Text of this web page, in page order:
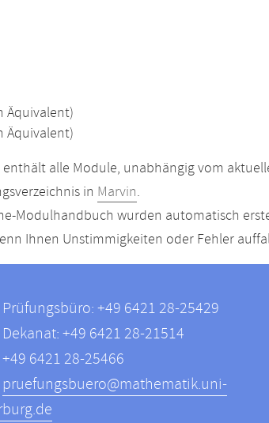
Äquivalent)
Äquivalent)
alle Module, unabhängig vom
in Marvin.
Modulhandbuch wurden automatisch
Ihnen Unstimmigkeiten oder Fehler
Prüfungsbüro: +49 6421 28-25429
Dekanat: +49 6421 28-21514
+49 6421 28-25466
pruefungsbuero@mathematik.uni-